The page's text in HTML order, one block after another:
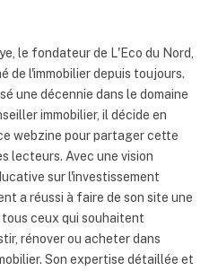
le fondateur de L'Eco du Nord,
de l'immobilier depuis toujours.
une décennie dans le domaine
immobilier, il décide en
webzine pour partager cette
lecteurs. Avec une vision
sur l'investissement
a réussi à faire de son site une
ceux qui souhaitent
rénover ou acheter dans
Son expertise détaillée et